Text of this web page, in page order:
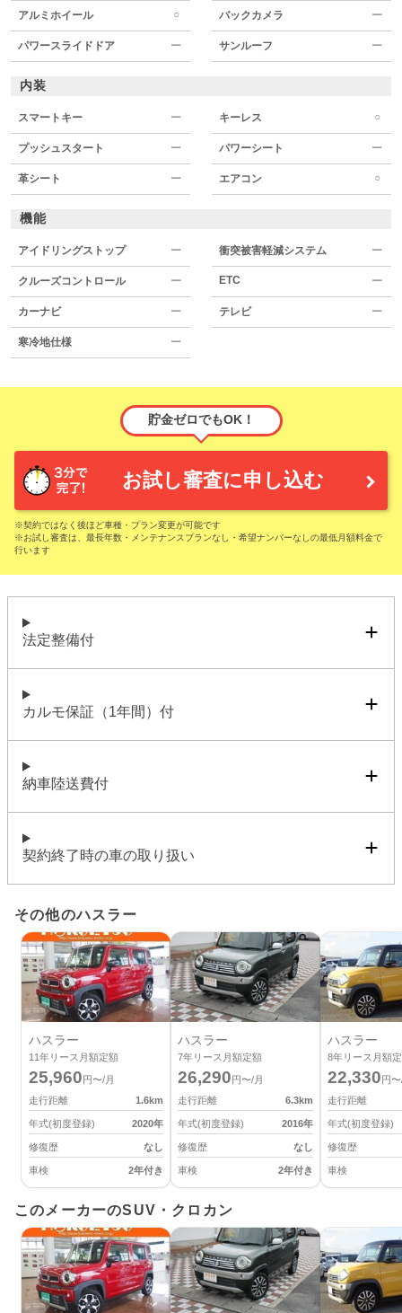
アルミホイール ○ バックカメラ ー
パワースライドドア ー サンルーフ ー
内装
スマートキー ー キーレス ○
プッシュスタート ー パワーシート ー
革シート ー エアコン ○
機能
アイドリングストップ ー 衝突被害軽減システム ー
クルーズコントロール ー ETC ー
カーナビ ー テレビ ー
寒冷地仕様 ー
貯金ゼロでもOK！
お試し審査に申し込む
※契約ではなく後ほど車種・プラン変更が可能です
※お試し審査は、最長年数・メンテナンスプランなし・希望ナンバーなしの最低月額料金で
行います
法定整備付
カルモ保証（1年間）付
納車陸送費付
契約終了時の車の取り扱い
その他のハスラー
ハスラー
11年リース月額定額
25,960円〜/月
走行距離
1.6km
年式(初度登録) 2020年
修復歴 なし
車検 2年付き
ハスラー
7年リース月額定額
26,290円〜/月
走行距離
6.3km
年式(初度登録) 2016年
修復歴 なし
車検 2年付き
ハスラー
8年リース月額
22,330円
走行距離
年式(初度登録)
修復歴
車検
このメーカーのSUV・クロカン